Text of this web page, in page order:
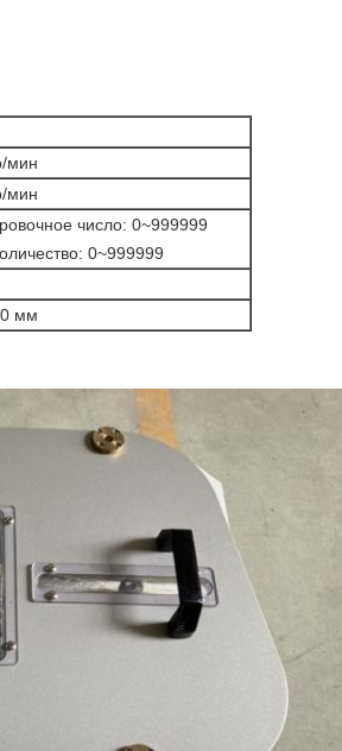
мин
мин
число: 0~999999
0~999999
мм